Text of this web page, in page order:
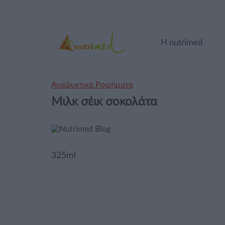
Η nutrimed
Αναψυκτικά Ροφήματα
Mιλκ σέικ σοκολάτα
325ml